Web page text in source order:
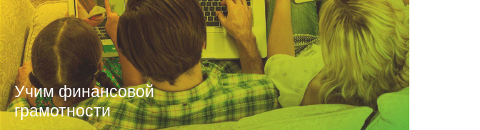
Учим финансовой
грамотности